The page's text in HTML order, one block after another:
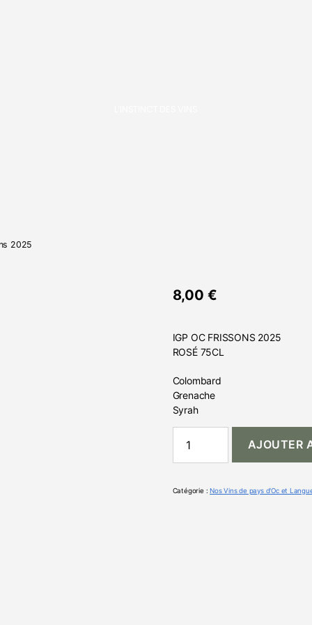
2025
8,00 €
IGP OC FRISSONS 2025
ROSÉ 75CL
Colombard
Grenache
Syrah
AJOUTER
Catégorie :Nos Vins de pays d'Oc et